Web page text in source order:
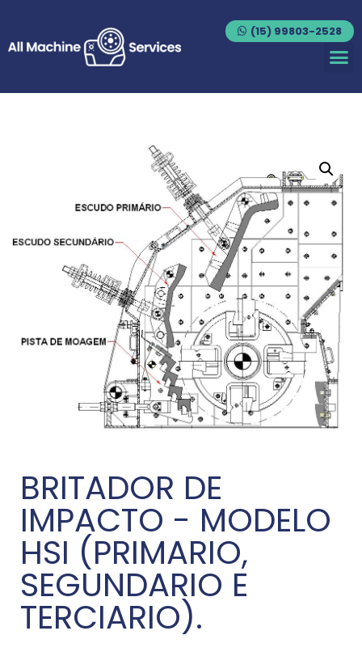
(15) 99803-2528
BRITADOR DE
IMPACTO - MODELO
HSI (PRIMARIO,
SEGUNDARIO E
TERCIARIO).